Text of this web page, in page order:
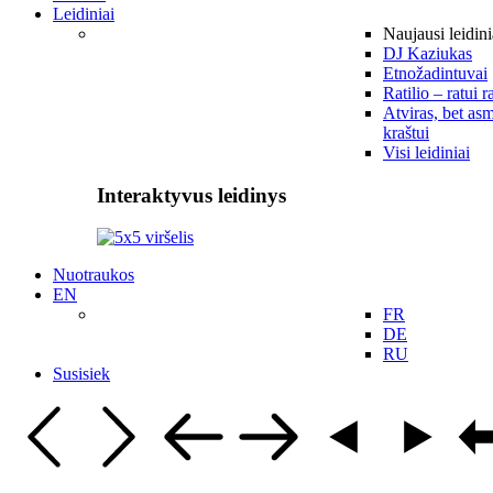
Leidiniai
Naujausi
DJ Kaziukas
Etnožadintuvai
Ratilio – ratui
Atviras, bet
kraštui
Visi leidiniai
Interaktyvus leidinys
Nuotraukos
EN
FR
DE
RU
Susisiek